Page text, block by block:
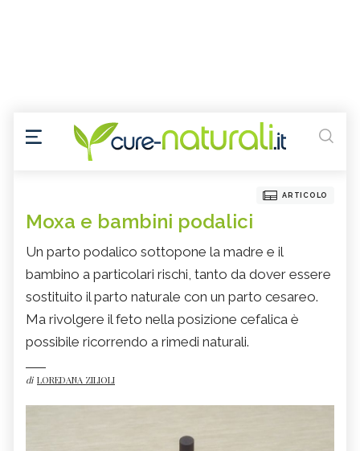
ARTICOLO
Moxa e bambini podalici
Un parto podalico sottopone la madre e il
bambino a particolari rischi, tanto da dover essere
sostituito il parto naturale con un parto cesareo.
Ma rivolgere il feto nella posizione cefalica è
possibile ricorrendo a rimedi naturali.
di LOREDANA ZILIOLI